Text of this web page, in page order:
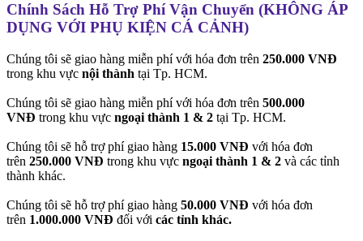
Chính Sách Hỗ Trợ Phí Vận Chuyển (KHÔNG ÁP
DỤNG VỚI PHỤ KIỆN CÁ CẢNH)
Chúng tôi sẽ giao hàng miễn phí với hóa đơn trên 250.000 VNĐ
trong khu vực nội thành tại Tp. HCM.
Chúng tôi sẽ giao hàng miễn phí với hóa đơn trên 500.000
VNĐ trong khu vực ngoại thành 1 & 2 tại Tp. HCM.
Chúng tôi sẽ hỗ trợ phí giao hàng 15.000 VNĐ với hóa đơn
trên 250.000 VNĐ trong khu vực ngoại thành 1 & 2 và các tỉnh
thành khác.
Chúng tôi sẽ hỗ trợ phí giao hàng 50.000 VNĐ với hóa đơn
trên 1.000.000 VNĐ đối với các tỉnh khác.